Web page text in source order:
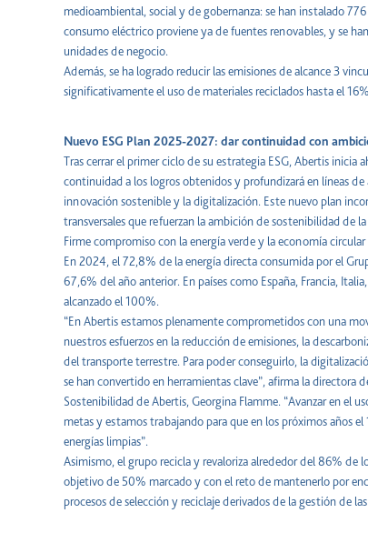
medioambiental, social y de gobernanza: se han instalado
consumo eléctrico proviene ya de fuentes renovables, y se
unidades de negocio.
Además, se ha logrado reducir las emisiones de alcance 3
significativamente el uso de materiales reciclados hasta el
Nuevo ESG Plan 2025-2027: dar continuidad con
Tras cerrar el primer ciclo de su estrategia ESG, Abertis inicia
continuidad a los logros obtenidos y profundizará en líneas
innovación sostenible y la digitalización. Este nuevo plan
transversales que refuerzan la ambición de sostenibilidad de
Firme compromiso con la energía verde y la economía circular
En 2024, el 72,8% de la energía directa consumida por el
67,6% del año anterior. En países como España, Francia,
alcanzado el 100%.
“En Abertis estamos plenamente comprometidos con una
nuestros esfuerzos en la reducción de emisiones, la
del transporte terrestre. Para poder conseguirlo, la
se han convertido en herramientas clave”, afirma la directora
Sostenibilidad de Abertis, Georgina Flamme. “Avanzar en el
metas y estamos trabajando para que en los próximos años
energías limpias”.
Asimismo, el grupo recicla y revaloriza alrededor del 86% de
objetivo de 50% marcado y con el reto de mantenerlo por
procesos de selección y reciclaje derivados de la gestión de